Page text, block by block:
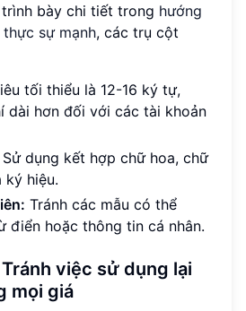
bày chi tiết trong hướng
sự mạnh, các trụ cột
tối thiểu là 12-16 ký tự,
dài hơn đối với các tài khoản
Sử dụng kết hợp chữ hoa, chữ
ký hiệu.
Tránh các mẫu có thể
điển hoặc thông tin cá nhân.
việc sử dụng lại
mọi giá